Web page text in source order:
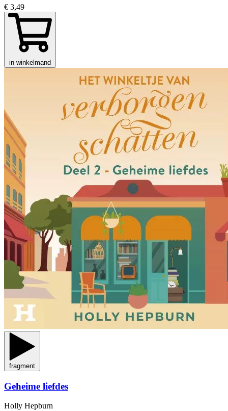
€ 3,49
in winkelmand
fragment
Geheime liefdes
Holly Hepburn